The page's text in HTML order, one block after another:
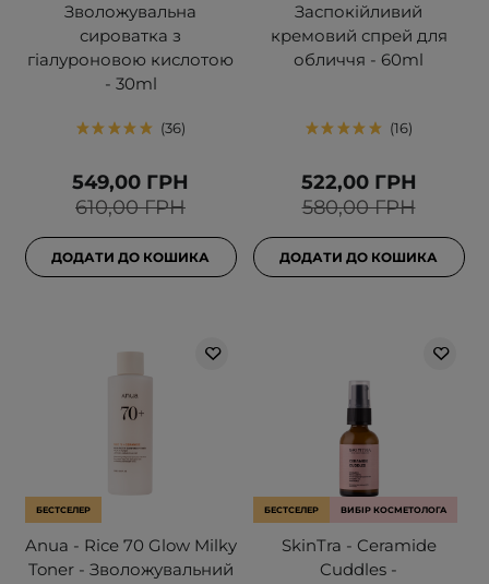
Зволожувальна
сироватка з
гіалуроновою кислотою
- 30ml
36
610,00 ГРН
549,00 ГРН
ДОДАТИ ДО КОШИКА
Заспокійливий
кремовий спрей для
обличчя - 60ml
16
580,00 ГРН
522,00 ГРН
ДОДАТИ ДО КОШИКА
БЕСТСЕЛЕР
Anua - Rice 70 Glow Milky
Toner - Зволожувальний
БЕСТСЕЛЕР ВИБІР КОСМЕТОЛОГА
SkinTra - Ceramide
Cuddles -